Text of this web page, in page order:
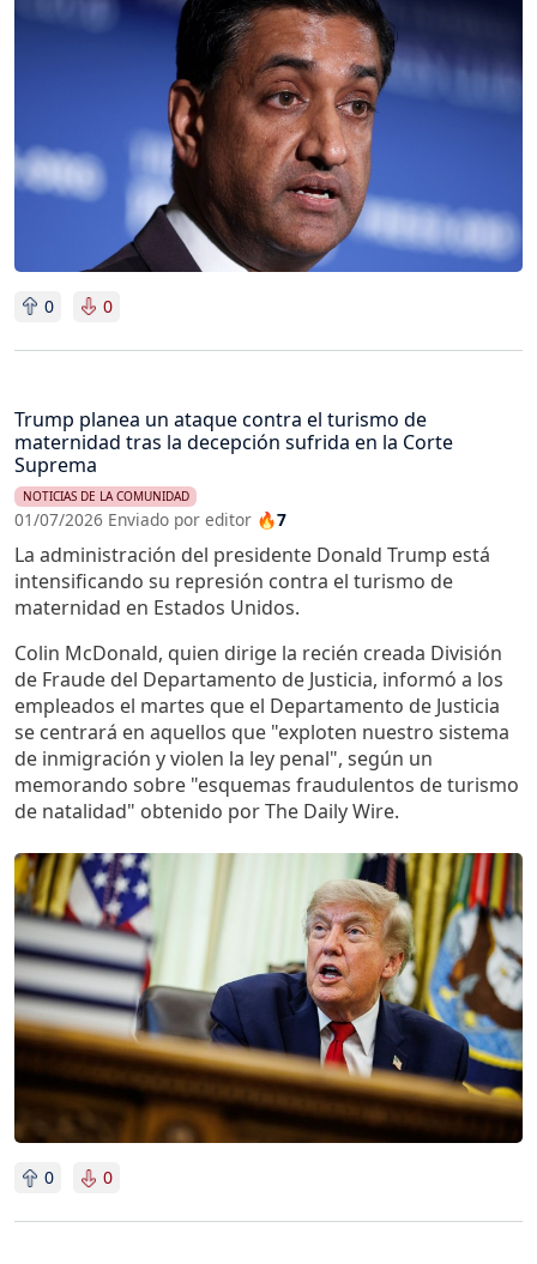
0 0
Trump planea un ataque contra el turismo de
maternidad tras la decepción sufrida en la Corte
Suprema
NOTICIAS DE LA COMUNIDAD
01/07/2026 Enviado por editor 🔥7
La administración del presidente Donald Trump está
intensificando su represión contra el turismo de
maternidad en Estados Unidos.
Colin McDonald, quien dirige la recién creada División
de Fraude del Departamento de Justicia, informó a los
empleados el martes que el Departamento de Justicia
se centrará en aquellos que "exploten nuestro sistema
de inmigración y violen la ley penal", según un
memorando sobre "esquemas fraudulentos de turismo
de natalidad" obtenido por The Daily Wire.
Imagen
0 0